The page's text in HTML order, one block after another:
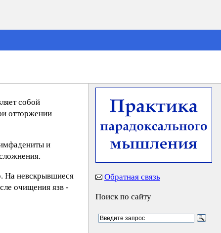
собой
отторжении
и
На невскрывшиеся
очищения язв -
Обратная связь
Поиск по сайту